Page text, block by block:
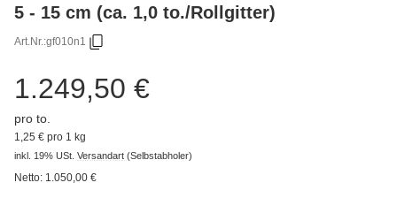
5 - 15 cm (ca. 1,0 to./Rollgitter)
Art.Nr.:gf010n1
1.249,50 €
pro to.
1,25 € pro 1 kg
inkl. 19% USt. Versandart (Selbstabholer)
Netto: 1.050,00 €